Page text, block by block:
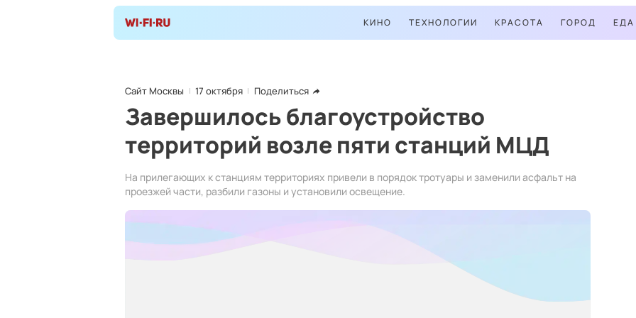
КИНО ТЕХНОЛОГИИ КРАСОТА ГОРОД ЕДА
Сайт Москвы 17 октября Поделиться
Завершилось благоустройство
территорий возле пяти станций МЦД
На прилегающих к станциям территориях привели в порядок тротуары и заменили асфальт на
проезжей части, разбили газоны и установили освещение.